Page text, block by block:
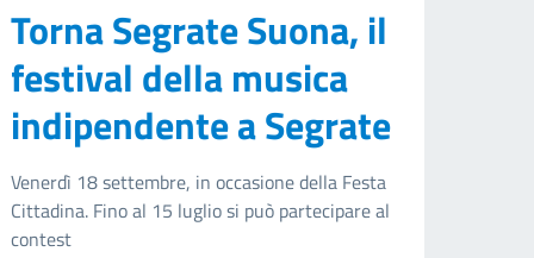
Torna Segrate Suona, il
festival della musica
indipendente a Segrate
Venerdì 18 settembre, in occasione della Festa
Cittadina. Fino al 15 luglio si può partecipare al
contest